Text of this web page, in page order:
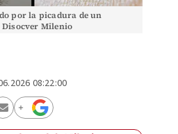
por la picadura de un
Milenio
08:22:00